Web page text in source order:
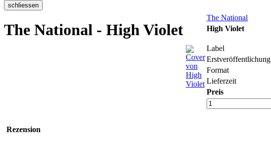
The National - High Violet
The National
High Violet
Label
Erstveröffentlichung
Format
Lieferzeit
Preis
Rezension